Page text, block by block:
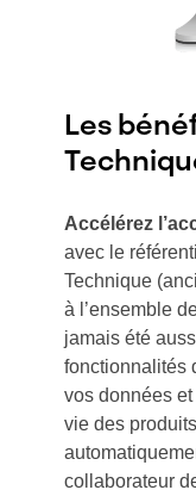
Les
Accélérez
avec le
Technique
à l’ensemble
jamais été
fonctionnalités
vos données
vie des
collaborateur